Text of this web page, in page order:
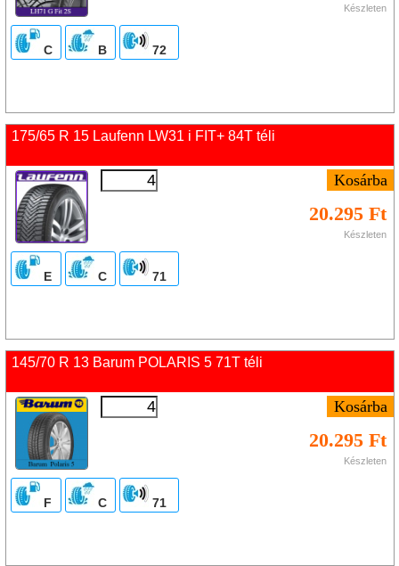
Készleten
C B 72
175/65 R 15 Laufenn LW31 i FIT+ 84T téli
20.295 Ft
Készleten
E C 71
145/70 R 13 Barum POLARIS 5 71T téli
20.295 Ft
Készleten
F C 71